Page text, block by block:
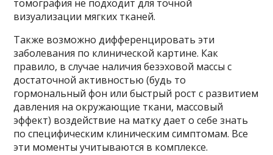
томография не подходит для точной
визуализации мягких тканей.
Также возможно дифференцировать эти
заболевания по клинической картине. Как
правило, в случае наличия безэховой массы с
достаточной активностью (будь то
гормональный фон или быстрый рост с развитием
давления на окружающие ткани, массовый
эффект) воздействие на матку дает о себе знать
по специфическим клиническим симптомам. Все
эти моменты учитываются в комплексе.